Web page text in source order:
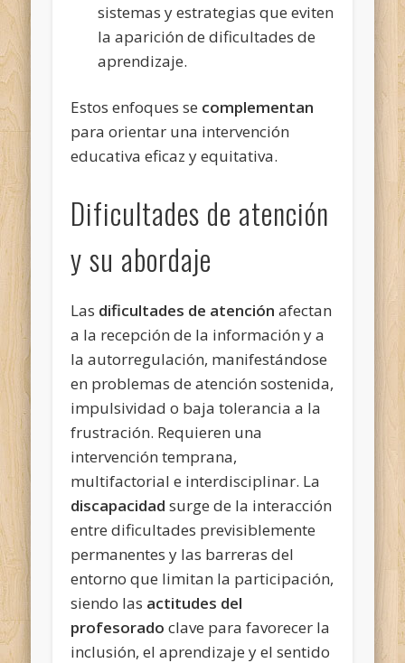
sistemas y estrategias que eviten
la aparición de dificultades de
aprendizaje.
Estos enfoques se complementan
para orientar una intervención
educativa eficaz y equitativa.
Dificultades de atención
y su abordaje
Las dificultades de atención afectan
a la recepción de la información y a
la autorregulación, manifestándose
en problemas de atención sostenida,
impulsividad o baja tolerancia a la
frustración. Requieren una
intervención temprana,
multifactorial e interdisciplinar. La
discapacidad surge de la interacción
entre dificultades previsiblemente
permanentes y las barreras del
entorno que limitan la participación,
siendo las actitudes del
profesorado clave para favorecer la
inclusión, el aprendizaje y el sentido